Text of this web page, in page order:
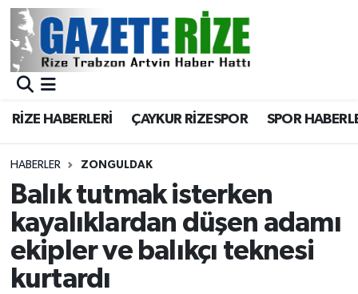
RİZE HABERLERİ ÇAYKUR RİZESPOR SPOR
HABERLER ZONGULDAK
Balık tutmak isterken
kayalıklardan düşen adamı
ekipler ve balıkçı teknesi
kurtardı
BÖLGEMİZ
Asayiş
Rize Jandarma Komutanlığı
Bilim Teknoloji
Bölge
Merkez Nöbetçi Eczaneler
Merkez Trafik Yoğunluk Haritası
Süper Lig Puan Durumu ve Fikstür
Tüm Manşetler
Son Dakika Haberleri